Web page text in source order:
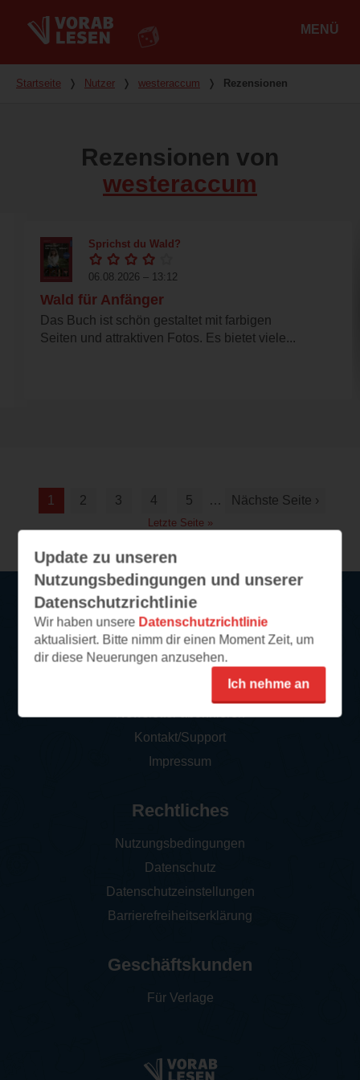
MENÜ
Du bist hier
Startseite ❭ Nutzer ❭ westeraccum ❭ Rezensionen
Rezensionen von
westeraccum
Sprichst du Wald?
06.08.2026 – 13:12
Wald für Anfänger
Das Buch ist schön gestaltet mit farbigen
Seiten und attraktiven Fotos. Es bietet viele...
1 2 3 4 5 … Nächste Seite ›
Letzte Seite »
Update zu unseren
Nutzungsbedingungen und unserer
Datenschutzrichtlinie
Wir haben unsere Datenschutzrichtlinie
aktualisiert. Bitte nimm dir einen Moment Zeit, um
dir diese Neuerungen anzusehen.
Ich nehme an
Service
So funktioniert‘s
Kontakt/Support
Impressum
Rechtliches
Nutzungsbedingungen
Datenschutz
Datenschutzeinstellungen
Barrierefreiheitserklärung
Geschäftskunden
Für Verlage